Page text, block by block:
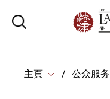
主頁 公众服务